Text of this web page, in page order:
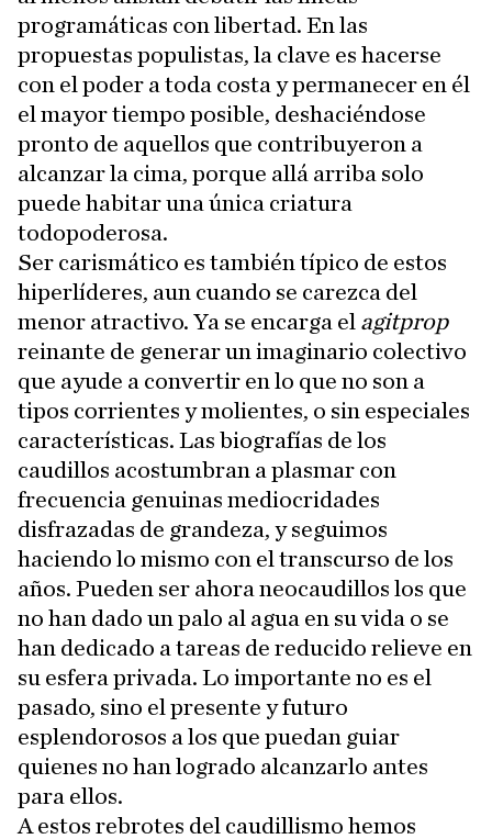
programáticas con libertad. En las
propuestas populistas, la clave es hacerse
con el poder a toda costa y permanecer en él
el mayor tiempo posible, deshaciéndose
pronto de aquellos que contribuyeron a
alcanzar la cima, porque allá arriba solo
puede habitar una única criatura
todopoderosa.
Ser carismático es también típico de estos
hiperlíderes, aun cuando se carezca del
menor atractivo. Ya se encarga el agitprop
reinante de generar un imaginario colectivo
que ayude a convertir en lo que no son a
tipos corrientes y molientes, o sin especiales
características. Las biografías de los
caudillos acostumbran a plasmar con
frecuencia genuinas mediocridades
disfrazadas de grandeza, y seguimos
haciendo lo mismo con el transcurso de los
años. Pueden ser ahora neocaudillos los que
no han dado un palo al agua en su vida o se
han dedicado a tareas de reducido relieve en
su esfera privada. Lo importante no es el
pasado, sino el presente y futuro
esplendorosos a los que puedan guiar
quienes no han logrado alcanzarlo antes
para ellos.
A estos rebrotes del caudillismo hemos